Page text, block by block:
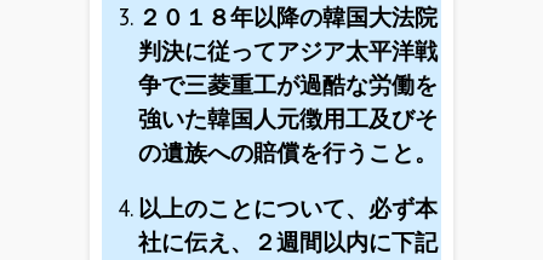
２０１８年以降の韓国大法院
判決に従ってアジア太平洋戦
争で三菱重工が過酷な労働を
強いた韓国人元徴用工及びそ
の遺族への賠償を行うこと。
以上のことについて、必ず本
社に伝え、２週間以内に下記